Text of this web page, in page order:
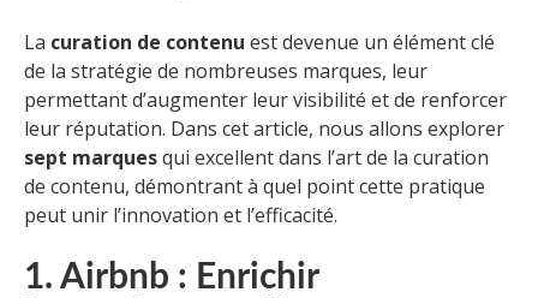
La curation de contenu est devenue un élément clé
de la stratégie de nombreuses marques, leur
permettant d’augmenter leur visibilité et de renforcer
leur réputation. Dans cet article, nous allons explorer
sept marquesqui excellent dans l’art de la curation
de contenu, démontrant à quel point cette pratique
peut unir l’innovation et l’efficacité.
1. Airbnb : Enrichir